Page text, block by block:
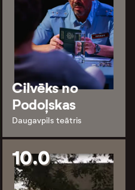
Cilvēks no
Podoļskas
Daugavpils teātris
10.0